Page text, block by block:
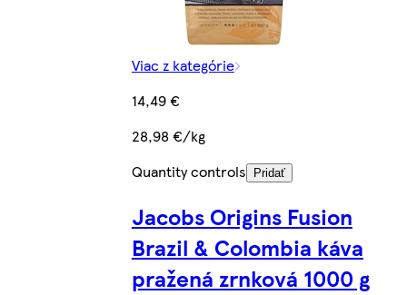
Viac z kategórie
14,49 €
28,98 €/kg
Quantity controls
Pridať
Jacobs Origins Fusion
Brazil & Colombia káva
pražená zrnková 1000 g